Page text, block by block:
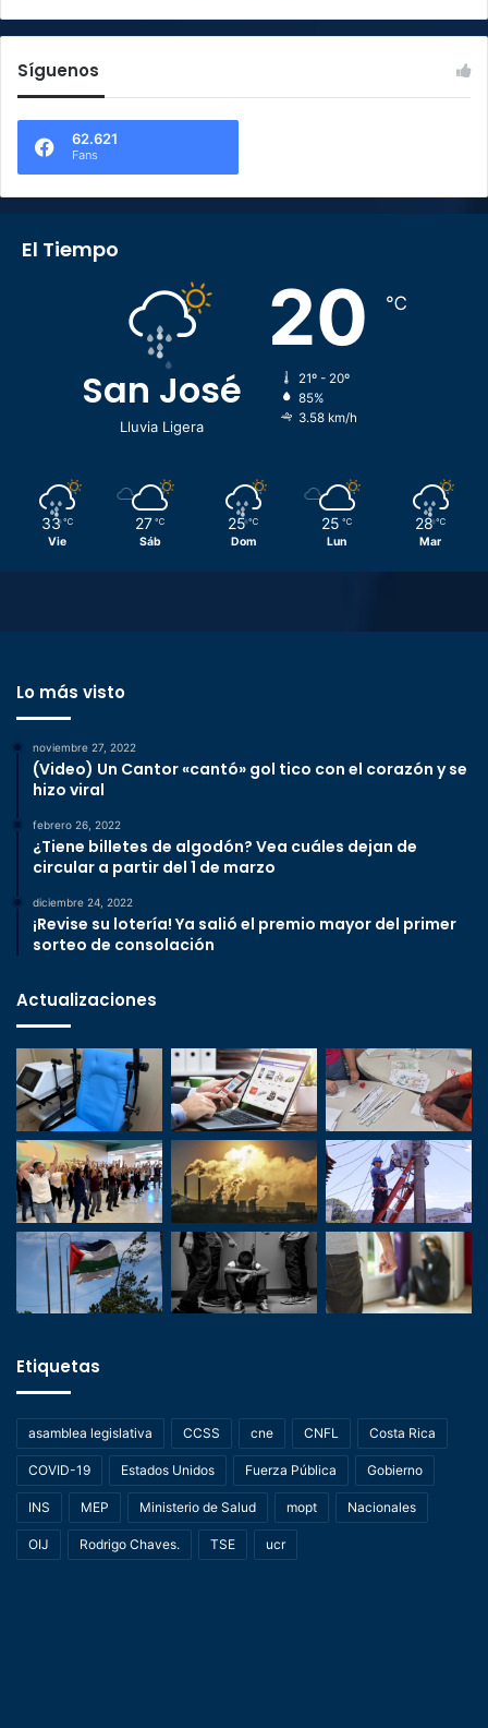
Síguenos
62.621
Fans
El Tiempo
San José
Lluvia Ligera
20 ℃
21º - 20º
85%
3.58 km/h
33 ℃
Vie
27 ℃
Sáb
25 ℃
Dom
25 ℃
Lun
28 ℃
Mar
Lo más visto
noviembre 27, 2022
(Video) Un Cantor «cantó» gol tico con el corazón y se
hizo viral
febrero 26, 2022
¿Tiene billetes de algodón? Vea cuáles dejan de
circular a partir del 1 de marzo
diciembre 24, 2022
¡Revise su lotería! Ya salió el premio mayor del primer
sorteo de consolación
Actualizaciones
Etiquetas
asamblea legislativa CCSS cne CNFL Costa Rica
COVID-19 Estados Unidos Fuerza Pública Gobierno
INS MEP Ministerio de Salud mopt Nacionales
OIJ Rodrigo Chaves. TSE ucr